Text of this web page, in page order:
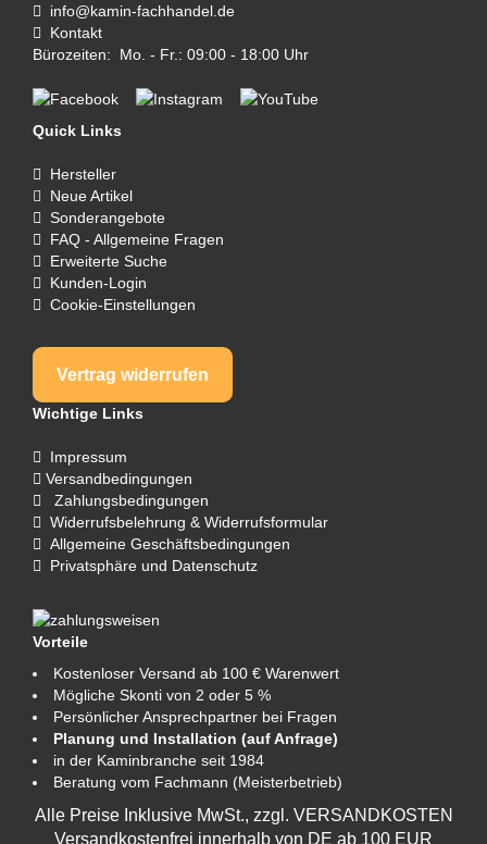
info@kamin-fachhandel.de
Kontakt
Bürozeiten: Mo. - Fr.: 09:00 - 18:00 Uhr
Quick Links
Hersteller
Neue Artikel
Sonderangebote
FAQ - Allgemeine Fragen
Erweiterte Suche
Kunden-Login
Cookie-Einstellungen
Vertrag widerrufen
Wichtige Links
Impressum
Versandbedingungen
Zahlungsbedingungen
Widerrufsbelehrung & Widerrufsformular
Allgemeine Geschäftsbedingungen
Privatsphäre und Datenschutz
Vorteile
Kostenloser Versand ab 100 € Warenwert
Mögliche Skonti von 2 oder 5 %
Persönlicher Ansprechpartner bei Fragen
Planung und Installation (auf Anfrage)
in der Kaminbranche seit 1984
Beratung vom Fachmann (Meisterbetrieb)
Alle Preise Inklusive MwSt., zzgl. VERSANDKOSTEN
Versandkostenfrei innerhalb von DE ab 100 EUR